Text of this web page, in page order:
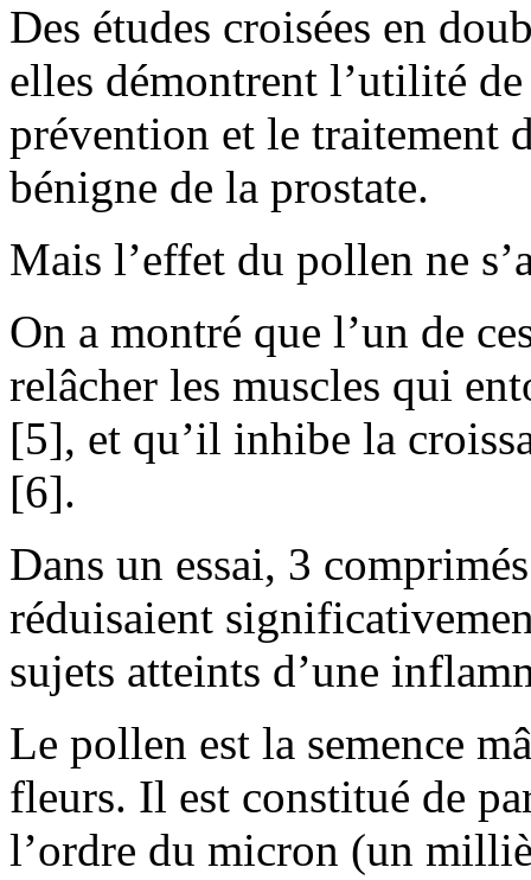
Des études croisées en
elles démontrent l’utilité
prévention et le traitement
bénigne de la prostate.
Mais l’effet du pollen ne
On a montré que l’un de
relâcher les muscles qui
[5], et qu’il inhibe la
[6].
Dans un essai, 3
réduisaient
sujets atteints d’une
Le pollen est la semence
fleurs. Il est constitué de
l’ordre du micron (un